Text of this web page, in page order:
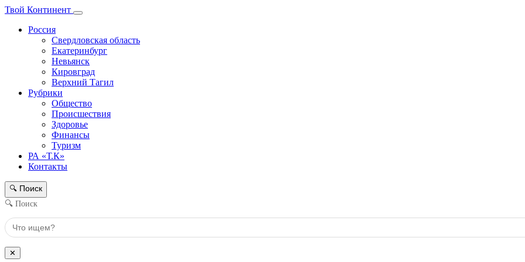
Твой Континент
Россия
Свердловская область
Екатеринбург
Невьянск
Кировград
Верхний Тагил
Рубрики
Общество
Происшествия
Здоровье
Финансы
Туризм
РА «Т.К»
Контакты
🔍 Поиск
🔍 Поиск
✕